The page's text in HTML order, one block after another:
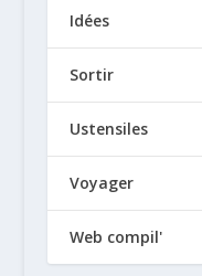
Idées
Sortir
Ustensiles
Voyager
Web compil'